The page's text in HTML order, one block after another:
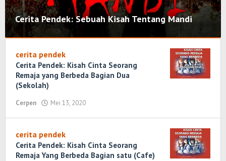
Cerita Pendek: Sebuah Kisah Tentang Mandi
2020
oleh
Randi
cerita pendek
Cerita Pendek: Kisah Cinta Seorang
Remaja yang Berbeda Bagian Dua
(Sekolah)
Cerpen Mei 13, 2020
cerita pendek
Cerita Pendek: Kisah Cinta Seorang
Remaja Yang Berbeda Bagian satu (Cafe)